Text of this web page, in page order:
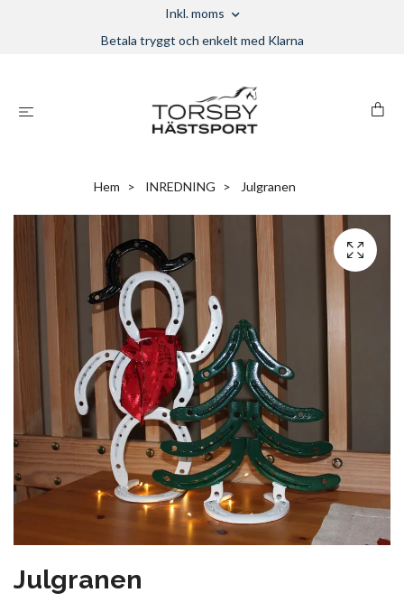
Inkl. moms
Betala tryggt och enkelt med Klarna
Hem INREDNING Julgranen
Julgranen